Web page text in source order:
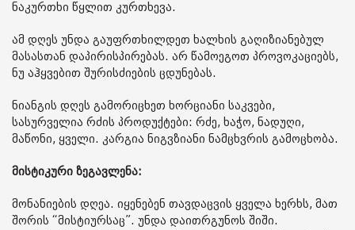
ნაკურთხი წყლით კურთხევა.
ამ დღეს უნდა გაუფრთხილდეთ ხალხის გაღიზიანებულ
მასასთან დაპირისპირებას. არ წამოეგოთ პროვოკაციებს,
ნუ აჰყვებით შურისძიების ცდუნებას.
ნიანგის დღეს გამორიცხეთ ხორციანი საკვები,
სასურველია რძის პროდუქტები: რძე, ხაჭო, ნადუღი,
მაწონი, ყველი. კარგია ნიგვზიანი ნამცხვრის გამოცხობა.
მისტიკური ზეგავლენა:
მონანიების დღეა. იყენებენ თავდაცვის ყველა ხერხს, მათ
შორის “მისტიურსაც”. უნდა დაითრგუნოს შიში.